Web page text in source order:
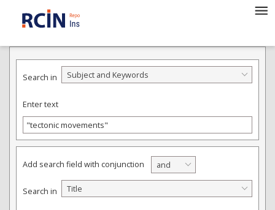
ADVANCED SEARCH
Search in Subject and Keywords
Enter text
Add search field with conjunction and
Search in Title